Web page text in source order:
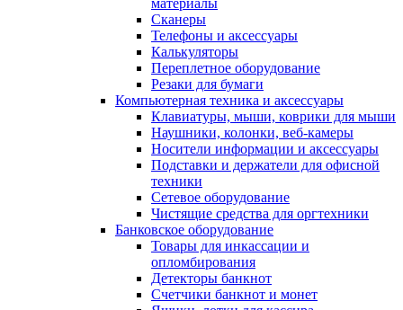
материалы
Сканеры
Телефоны и аксессуары
Калькуляторы
Переплетное оборудование
Резаки для бумаги
Компьютерная техника и аксессуары
Клавиатуры, мыши, коврики для мыши
Наушники, колонки, веб-камеры
Носители информации и аксессуары
Подставки и держатели для офисной
техники
Сетевое оборудование
Чистящие средства для оргтехники
Банковское оборудование
Товары для инкассации и
опломбирования
Детекторы банкнот
Счетчики банкнот и монет